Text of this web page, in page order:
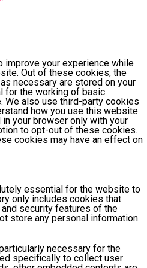
Cristina Uruc,
your experience while
Out of these cookies, the
necessary are stored on your
for the working of basic
also use third-party cookies
how you use this website.
your browser only with your
to opt-out of these cookies.
cookies may have an effect on
essential for the website to
only includes cookies that
security features of the
store any personal information.
necessary for the
specifically to collect user